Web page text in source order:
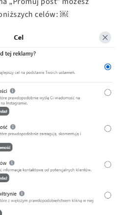
celów: ￼